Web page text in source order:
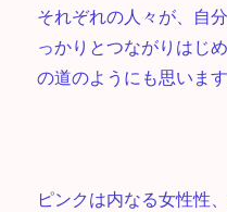
それぞれの人々が、自
っかりとつながりはじ
の道のようにも思います
ピンクは内なる女性性